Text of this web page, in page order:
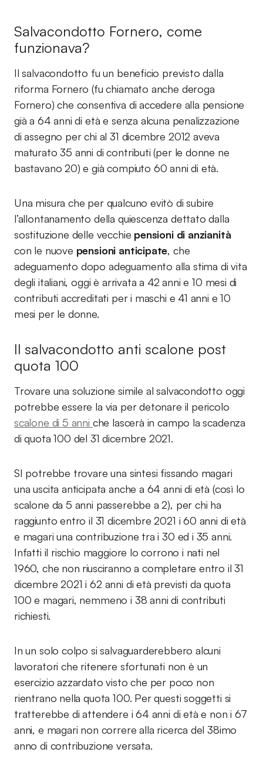
Salvacondotto Fornero, come
funzionava?
Il salvacondotto fu un beneficio previsto dalla
riforma Fornero (fu chiamato anche deroga
Fornero) che consentiva di accedere alla pensione
già a 64 anni di età e senza alcuna penalizzazione
di assegno per chi al 31 dicembre 2012 aveva
maturato 35 anni di contributi (per le donne ne
bastavano 20) e già compiuto 60 anni di età.
Una misura che per qualcuno evitò di subire
l’allontanamento della quiescenza dettato dalla
sostituzione delle vecchie pensioni di anzianità
con le nuove pensioni anticipate, che
adeguamento dopo adeguamento alla stima di vita
degli italiani, oggi è arrivata a 42 anni e 10 mesi di
contributi accreditati per i maschi e 41 anni e 10
mesi per le donne.
Il salvacondotto anti scalone post
quota 100
Trovare una soluzione simile al salvacondotto oggi
potrebbe essere la via per detonare il pericolo
scalone di 5 anni che lascerà in campo la scadenza
di quota 100 del 31 dicembre 2021.
SI potrebbe trovare una sintesi fissando magari
una uscita anticipata anche a 64 anni di età (così lo
scalone da 5 anni passerebbe a 2), per chi ha
raggiunto entro il 31 dicembre 2021 i 60 anni di età
e magari una contribuzione tra i 30 ed i 35 anni.
Infatti il rischio maggiore lo corrono i nati nel
1960, che non riusciranno a completare entro il 31
dicembre 2021 i 62 anni di età previsti da quota
100 e magari, nemmeno i 38 anni di contributi
richiesti.
In un solo colpo si salvaguarderebbero alcuni
lavoratori che ritenere sfortunati non è un
esercizio azzardato visto che per poco non
rientrano nella quota 100. Per questi soggetti si
tratterebbe di attendere i 64 anni di età e non i 67
anni, e magari non correre alla ricerca del 38imo
anno di contribuzione versata.